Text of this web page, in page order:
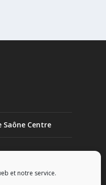
et notre service.
Saône Centre
Bords de